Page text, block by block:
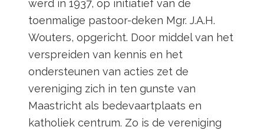
werd in 1937, op initiatief van de
toenmalige pastoor-deken Mgr. J.A.H.
Wouters, opgericht. Door middel van het
verspreiden van kennis en het
ondersteunen van acties zet de
vereniging zich in ten gunste van
Maastricht als bedevaartplaats en
katholiek centrum. Zo is de vereniging